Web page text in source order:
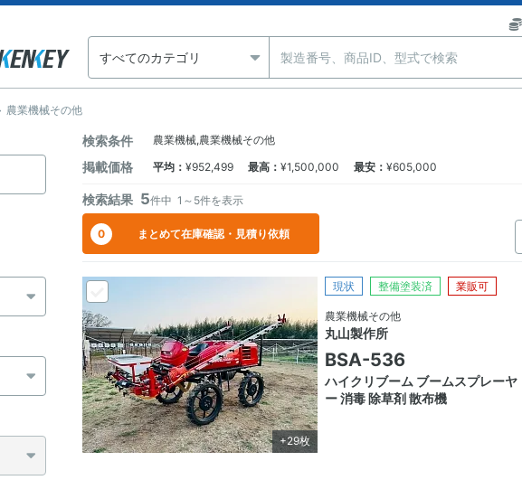
農業機械その他
検索条件 農業機械,農業機械その他
掲載価格 平均 ： ¥952,499 最高 ： ¥1,500,000 最安 ： ¥605,000
0 まとめて在庫確認・見積り依頼
検索結果 5件中 1～5件を表示
+29枚
現状 整備塗装済 業販可
農業機械その他
丸山製作所
BSA-536
ハイクリブーム ブームスプレーヤ
ー 消毒 除草剤 散布機